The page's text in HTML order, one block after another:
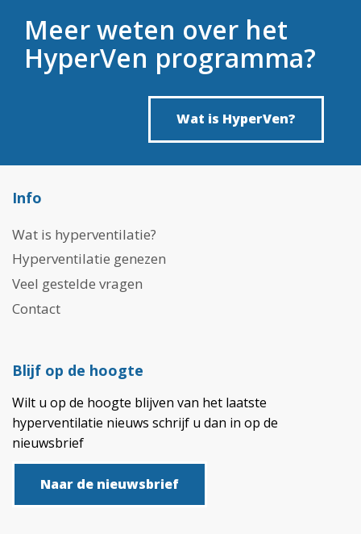
Meer weten over het
HyperVen programma?
Wat is HyperVen?
Info
Wat is hyperventilatie?
Hyperventilatie genezen
Veel gestelde vragen
Contact
Blijf op de hoogte
Wilt u op de hoogte blijven van het laatste
hyperventilatie nieuws schrijf u dan in op de
nieuwsbrief
Naar de nieuwsbrief